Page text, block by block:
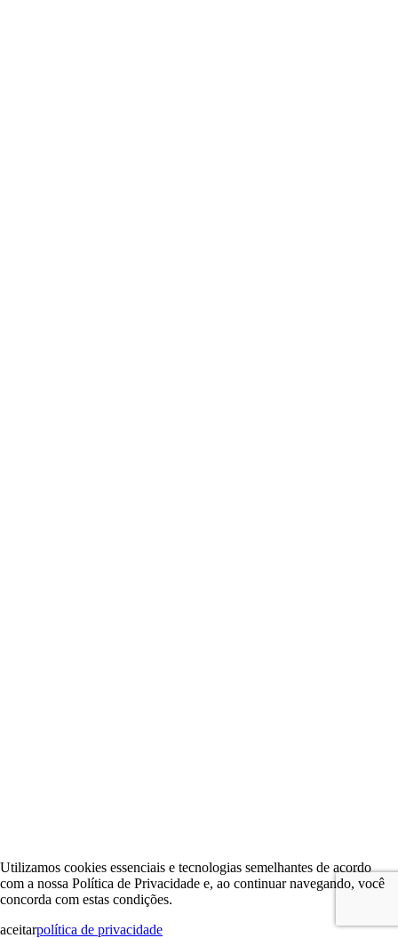
Utilizamos cookies essenciais e tecnologias semelhantes de acordo
com a nossa Política de Privacidade e, ao continuar navegando, você
concorda com estas condições.
aceitarpolítica de privacidade